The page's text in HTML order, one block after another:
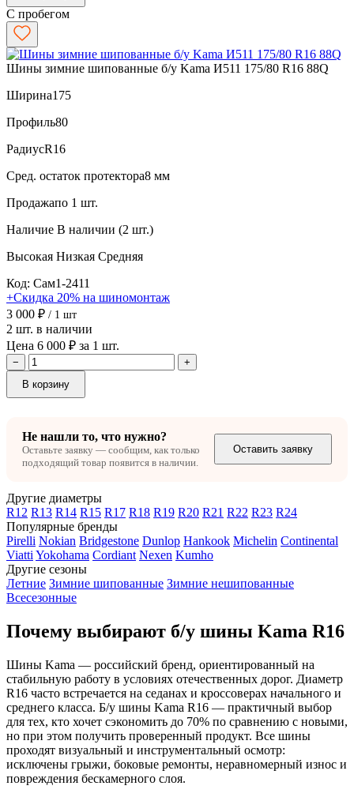
С пробегом
Шины зимние шипованные б/у Kama И511 175/80 R16 88Q
Ширина175
Профиль80
РадиусR16
Сред. остаток протектора8 мм
Продажапо 1 шт.
Наличие В наличии (2 шт.)
Высокая Низкая Средняя
Код: Сам1-2411
+Скидка 20% на шиномонтаж
3 000 ₽ / 1 шт
2 шт. в наличии
Цена 6 000 ₽ за 1 шт.
−
+
В корзину
Не нашли то, что нужно?
Оставьте заявку — сообщим, как только
подходящий товар появится в наличии.
Оставить заявку
Другие диаметры
R12 R13 R14 R15 R17 R18 R19 R20 R21 R22 R23 R24
Популярные бренды
Pirelli Nokian Bridgestone Dunlop Hankook Michelin Continental
Viatti Yokohama Cordiant Nexen Kumho
Другие сезоны
Летние Зимние шипованные Зимние нешипованные
Всесезонные
Почему выбирают б/у шины Kama R16
Шины Kama — российский бренд, ориентированный на
стабильную работу в условиях отечественных дорог. Диаметр
R16 часто встречается на седанах и кроссоверах начального и
среднего класса. Б/у шины Kama R16 — практичный выбор
для тех, кто хочет сэкономить до 70% по сравнению с новыми,
но при этом получить проверенный продукт. Все шины
проходят визуальный и инструментальный осмотр:
исключены грыжи, боковые ремонты, неравномерный износ и
повреждения бескамерного слоя.